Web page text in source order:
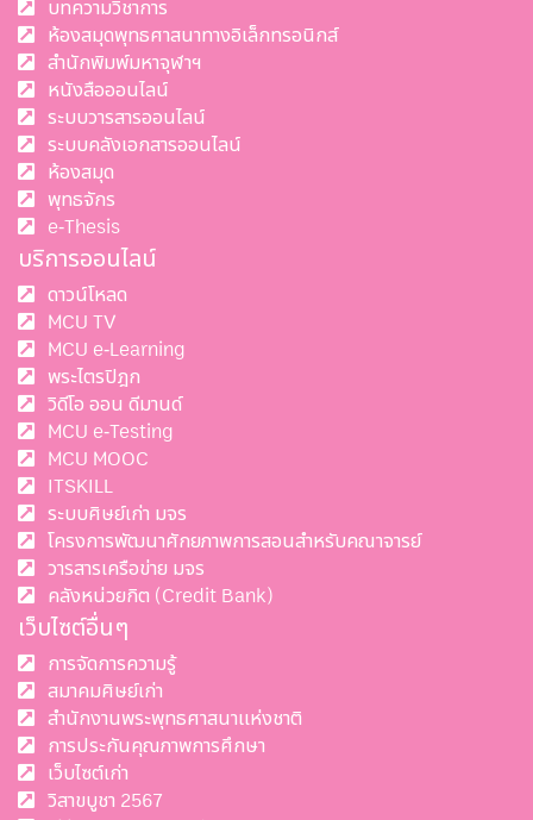
บทความวิชาการ
ห้องสมุดพุทธศาสนาทางอิเล็กทรอนิกส์
สำนักพิมพ์มหาจุฬาฯ
หนังสือออนไลน์
ระบบวารสารออนไลน์
ระบบคลังเอกสารออนไลน์
ห้องสมุด
พุทธจักร
e-Thesis
บริการออนไลน์
ดาวน์โหลด
MCU TV
MCU e-Learning
พระไตรปิฎก
วิดีโอ ออน ดีมานด์
MCU e-Testing
MCU MOOC
ITSKILL
ระบบศิษย์เก่า มจร
โครงการพัฒนาศักยภาพการสอนสำหรับคณาจารย์
วารสารเครือข่าย มจร
คลังหน่วยกิต (Credit Bank)
เว็บไซต์อื่นๆ
การจัดการความรู้
สมาคมศิษย์เก่า
สำนักงานพระพุทธศาสนาแห่งชาติ
การประกันคุณภาพการศึกษา
เว็บไซต์เก่า
วิสาขบูชา 2567